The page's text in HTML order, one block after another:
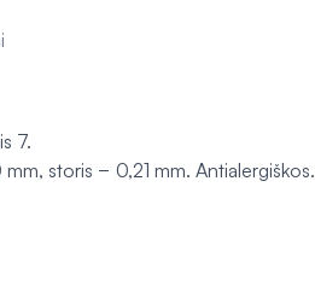
7.
storis − 0,21 mm. Antialergiškos.